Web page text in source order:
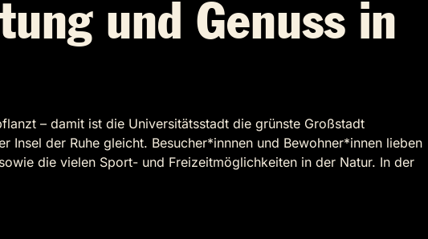
und Genuss in
– damit ist die Universitätsstadt die grünste Großstadt
der Ruhe gleicht. Besucher*innnen und Bewohner*innen lieben
die vielen Sport- und Freizeitmöglichkeiten in der Natur. In der